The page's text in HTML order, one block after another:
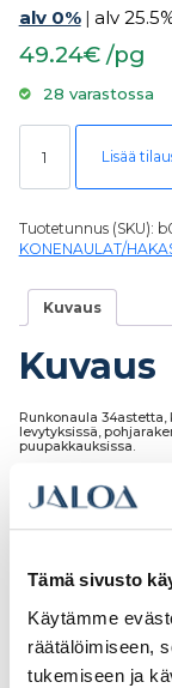
Tämä sivusto
Käytämme
räätälöimiseen,
tukemiseen ja
alv 0% | alv
49.24€ /pg
28 varastossa
RUNKONAULA 34a
Lisää
Tuotetunnus (SKU):
KONENAULAT/
Kuvaus
Kuvaus
Runkonaula
levytyksissä,
puupakkauksissa.